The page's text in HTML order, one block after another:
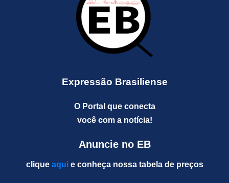
Expressão Brasiliense
O Portal que conecta
você com a notícia!
Anuncie no EB
clique aquie conheça nossa tabela de preços